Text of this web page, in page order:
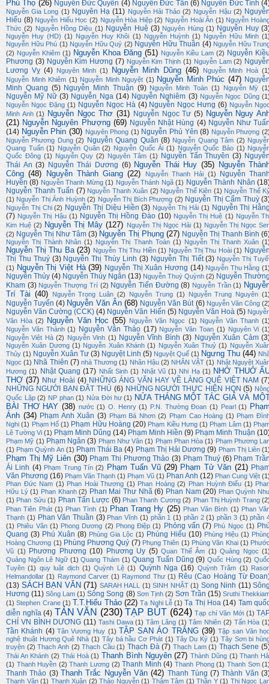
Phú Thọ (26) Nguyễn Đức Quyền (4) Nguyễn Đức Tấn (6) Nguyễn Đức Tình
Nguyễn Gia Long (1) Nguyên Hạ (11) Nguyễn Hải Thảo (2) Nguyễn Hậu (2)
Hiếu (8) Nguyễn Hiếu Học (2) Nguyễn Hòa Hiệp (2) Nguyễn Hoài Ân (1) Nguyễn
Thức (2) Nguyễn Hồng Diệu (1) Nguyễn Huệ (3) Nguyên Hùng (1) Nguyễn Huy
Nguyễn Huy (HD) (1) Nguyễn Huy Khôi (1) Nguyễn Huỳnh (1) Nguyễn Hữu Minh
Nguyễn Hữu Phú (1) Nguyễn Hữu Quý (2) Nguyễn Hữu Thuần (4) Nguyễn Hữu
(2) Nguyễn Khiêm (1) Nguyễn Khoa Đăng (51) Nguyễn Kiều Lam (2) Nguyễn
Phương (3) Nguyễn Kim Hương (7) Nguyễn Kim Thịnh (1) Nguyễn Lam (2)
Lương Vỵ (4) Nguyên Minh (1) Nguyễn Minh Dũng (46) Nguyễn Minh Hoà
Nguyễn Minh Khiêm (1) Nguyễn Minh Nguyệt (1) Nguyễn Minh Phúc (47)
Minh Quang (5) Nguyễn Minh Thuận (9) Nguyễn Minh Toàn (1) Nguyễn Mỳ
Nguyễn Mỹ Nữ (3) Nguyễn Nga (14) Nguyễn Nghiêm (3) Nguyễn Ngọc Dũng
Nguyễn Ngọc Đặng (1) Nguyễn Ngọc Hà (4) Nguyễn Ngọc Hưng (6) Nguyễn
Minh Anh (1) Nguyễn Ngọc Thơ (31) Nguyễn Ngọc Tư (5) Nguyễn Nguy
(21) Nguyễn Nguyên Phượng (69) Nguyễn Nhật Hùng (4) Nguyễn Như
(14) Nguyễn Phin (30) Nguyên Phong (1) Nguyễn Phú Yên (8) Nguyễn Phượng
Nguyễn Phương Dung (2) Nguyễn Quang Quân (8) Nguyễn Quang Tâm (2)
Quang Tuấn (1) Nguyễn Quân (2) Nguyễn Quốc Ái (1) Nguyễn Quốc Bảo (1)
Quốc Đông (1) Nguyễn Quy (2) Nguyên Tâm (1) Nguyễn Tấn Thuyên (3)
Thái An (3) Nguyễn Thái Dương (6) Nguyễn Thái Huy (35)
Nguyễn
Công (48) Nguyễn Thành Giang (22) Nguyễn Thanh Hải (1)
Nguyễn
Huyền (8) Nguyễn Thanh Mừng (1) Nguyễn Thánh Ngã (1) Nguyễn Thành Nhân
Nguyễn Thanh Tuấn (7) Nguyễn Thanh Xuân (2) Nguyễn Thế Kiên (1) Nguyễn Thế
(1) Nguyễn Thị Ánh Huỳnh (2) Nguyễn Thị Bích Phượng (2) Nguyễn Thị Cẩm Thuỳ
Nguyễn Thị Chi (2) Nguyễn Thị Diệu Hiền (3) Nguyễn Thị Hải (1) Nguyễn Thị
(7) Nguyễn Thị Hậu (1) Nguyễn Thị Hồng Đào (10) Nguyễn Thị Huệ (1) Nguyễn
Kim Huệ (2) Nguyễn Thị Mây (127) Nguyễn Thị Ngọc Hải (1) Nguyễn Thị Ngọc
(2) Nguyễn Thị Như Tâm (3) Nguyễn Thị Phụng (27) Nguyễn Thị Thanh Bình
Nguyễn Thị Thành Nhân (1) Nguyễn Thị Thanh Toàn (1) Nguyễn Thị Thanh Xuân
Nguyễn Thị Thu Ba (23) Nguyễn Thị Thu Hiền (1) Nguyễn Thị Thu Hoài (1)
Thị Thu Thuý (3) Nguyễn Thị Thùy Linh (3) Nguyễn Thị Tiết (3) Nguyễn Thị
(1) Nguyễn Thị Việt Hà (39) Nguyễn Thị Xuân Hương (14) Nguyễn Thu Hằng
Nguyễn Thủy (4) Nguyễn Thúy Ngân (13) Nguyễn Thuý Quỳnh (2) Nguyễn
Kham (3) Nguyễn Thượng Trí (2) Nguyễn Tiến Đường (8) Nguyễn Trần (1)
Trí Tài (40) Nguyễn Trọng Luân (2) Nguyễn Trung (1) Nguyễn Trung Nguyên
Nguyễn Tuyển (4) Nguyễn Văn Ân (68) Nguyễn Văn Bút (6) Nguyễn Văn Công
Nguyễn Văn Cường (CCK) (4) Nguyễn Văn Hiến (5) Nguyễn Văn Hoà (5)
Văn Hòa (2) Nguyễn Văn Học (55) Nguyễn Văn Ngọc (1) Nguyễn Văn Thanh
Nguyễn Văn Thành (1) Nguyễn Văn Thảo (17) Nguyễn Văn Toan (1) Nguyên Vi
Nguyễn Việt Hà (2) Nguyễn Vinh (1) Nguyễn Vĩnh Bình (3) Nguyễn Xuân Cảm
Nguyễn Xuân Dương (1) Nguyễn Xuân Khánh (1) Nguyễn Xuân Thuỷ (1) Nguyễn
Thủy (1) Nguyễn Xuân Tư (3) Nguyệt Linh (5) Nguyệt Quế (1) Ngưng Thu (44)
Ngọc (1) Nhã Thiên (7) nhà Thương (1) Nhân Hậu (2) NHÂN VẬT (1) Nhật Nguyệt
Hương (1) Nhật Quang (17) Nhất Sinh (1) Nhật Vũ (1) Nhi Hạ (1) NHỚ THUỞ
THƠ (37) Như Hoài (4) NHỮNG ÁNG VĂN HAY VỀ LÀNG QUÊ VIỆT NAM
NHỮNG NGƯỜI BẠN ĐÂT THỦ (6) NHỮNG NGƯỜI THỰC HIỆN HQN (5)
Quốc Lập (2) NP phan (1) Nửa Đời hư (1) NỬA THÁNG MỘT TÁC GIẢ VÀ
BÀI THƠ HAY (38) nước (1) O. Henry (1) P.N. Thường Đoan (1) Pearl (1)
Ánh (34) Phạm Anh Xuân (3) Phạm Bá Nhơn (2) Phạm Cao Hoàng (1) Phạm
Nghi (1) Phạm Hổ (1) Phạm Hữu Hoàng (20) Phạm Kiều Hưng (1) Phạm Lâm (1)
Lê Tường Vi (1) Phạm Minh Dũng (14) Phạm Minh Hiền (9) Phạm Minh Thuận
Phạm Mỹ (1) Phạm Ngân (3) Phạm Như Vân (1) Phạm Phan Hòa (1) Phạm Phương
(1) Phạm Quỳnh An (1) Phạm Thái Ba (4) Phạm Thị Hải Dương (9) Phạm Thị Liên
Phạm Thị Mỹ Liên (30) Phạm Thị Phương Thảo (3) Phạm Thuý (6) Phạm
Ái Linh (4) Phạm Trung Tín (2) Phạm Tuấn Vũ (29) Phạm Tử Văn (21)
Văn Phương (16) Phạm Văn Thạnh (1) Phạm Vũ (1) Phan Anh (12) Phan Cung Việt
Phan Đức Nam (1) Phan Hoài Thương (1) Phan Hoàng (2) Phan Huỳnh Điểu (1)
Hữu Lý (1) Phan Khanh (2) Phan Mai Thư Nhã (6) Phan Nam (20) Phan Quỳnh
(1) Phan Sửu (1) Phan Tấn Lược (6) Phan Thanh Cương (2) Phan Thị Huỳnh Trang
Phan Tiên Phát (1) Phan Tình (1) Phan Trang Hy (25) Phan Văn Bình (1) Phan
Thạnh (1) Phan Văn Thuần (3) Phan Vĩnh (1) phần 1 (1) phần 2 (1) phần 3 (1) phần
(1) Phiêu Vân (1) Phong Dương (2) Phong Điệp (1) Phỏng vấn (7) Phú Ngọc (1)
Quang (3) Phú Xuân (8) Phùng Gia Lộc (1) Phùng Hiếu (10) Phùng Hiệu (1)
Hoàng Chương (1) Phùng Phương Quý (7) Phụng Thiên (1) Phùng Văn Khai (1)
Vũ (1) Phương Phương (10) Phương Uy (5) Quan Thế Âm (1) Quảng Ngọc
Quảng Ngôn Lê Ngữ (1) Quang Thám (1) Quang Tuấn Dũng (9) Quốc Hùng (2)
Tuyên (1) quy luật dịch (1) Quỳnh Lệ (1) Quỳnh Nga (16) Quỳnh Trâm (1)
Helmandollar (1) Raymond Carver (1) Raymond Thư (1) Rêu (Cao Hoàng Từ
(13) SÁCH BẠN VĂN (71) SARAH HALL (1) SINH NHẬT (1) Song Ninh (11)
Hương (11) Sông Lam (1) Sông Song (8) Sơn Tịnh (2) Sơn Trần (15) Sruthi
(1) Stephen Crane (1) T.T.Hiếu Thảo (22) Tạ Nghi Lễ (1) Tạ Thị Hoa (14) Tam
diễn nghĩa (4) TẢN VĂN (230) TẠP BÚT (624) Tạp chí Văn Mới (1)
CHÍ VN BÌNH DƯƠNG (11) Tashi Dawa (1) Tâm Lãng (1) Tâm Nhiên (2) Tấn Hòa
Tần Khánh (4) Tân Vương Huy (1) TẬP SAN ÁO TRẮNG (39) Tập san Văn
nghệ thuật Hương Quê Nhà (1) Tây bá hầu Cơ Phát (1) Tây Du Ký (1) Tây Sơn bi
truyện (2) Thạch Anh (2) Thạch Cầu (1) Thạch Đà (7) Thạch Lam (1) Thạch Sene
Thái An Khánh (2) Thái Hoà (1) Thanh Bình Nguyên (27) Thành Dũng (1) Thanh
(1) Thanh Huyền (2) Thanh Lương (2) Thanh Minh (4) Thanh Phong (1) Thanh Sơn
Thanh Thảo (3) Thanh Trắc Nguyễn Văn (42) Thanh Tùng (7) Thành Văn
Thạnh Văn (1) Thanh Xuân (2) Thảo Nguyễn (1) Thâm Tâm (1) Thần Y (1) Thi Ngọc